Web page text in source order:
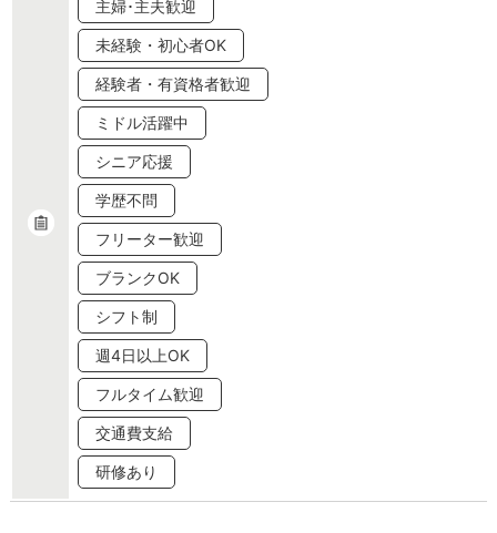
主婦･主夫歓迎
未経験・初心者OK
経験者・有資格者歓迎
ミドル活躍中
シニア応援
学歴不問
フリーター歓迎
ブランクOK
シフト制
週4日以上OK
フルタイム歓迎
交通費支給
研修あり